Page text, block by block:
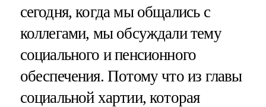
сегодня, когда мы общались с
коллегами, мы обсуждали тему
социального и пенсионного
обеспечения. Потому что из главы
социальной хартии, которая